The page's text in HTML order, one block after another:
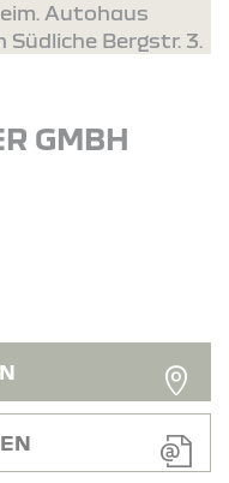
Autohaus
Südliche Bergstr. 3.
GMBH